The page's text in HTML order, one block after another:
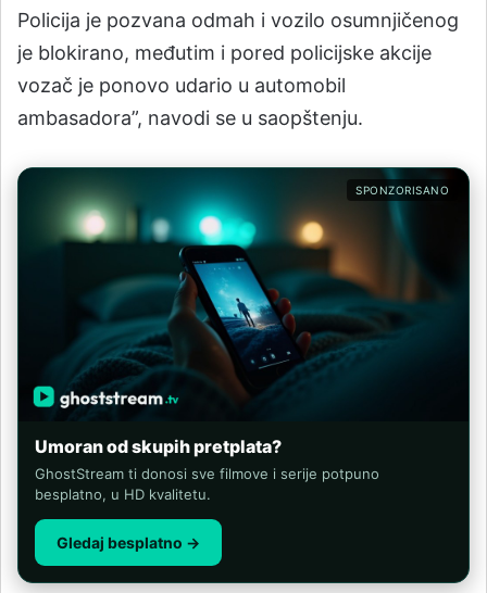
Policija je pozvana odmah i vozilo osumnjičenog
je blokirano, međutim i pored policijske akcije
vozač je ponovo udario u automobil
ambasadora”, navodi se u saopštenju.
SPONZORISANO
Umoran od skupih pretplata?
GhostStream ti donosi sve filmove i serije potpuno
besplatno, u HD kvalitetu.
Gledaj besplatno →